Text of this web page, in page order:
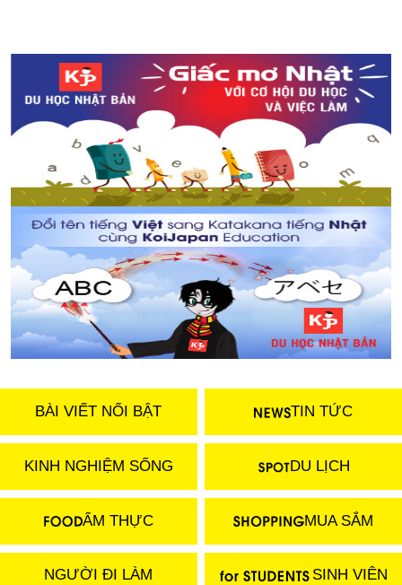
BÀI VIẾT NỔI BẬT TIN TỨC
KINH NGHIỆM SỐNG DU LỊCH
ẨM THỰC MUA SẮM
NGƯỜI ĐI LÀM SINH VIÊN